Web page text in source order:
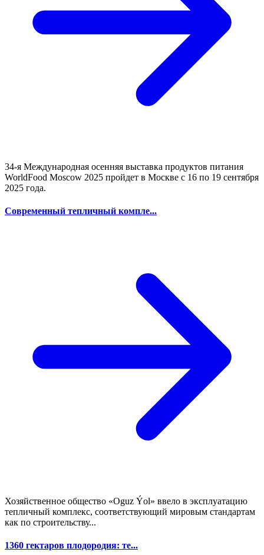
34-я Международная осенняя выставка продуктов питания
WorldFood Moscow 2025 пройдет в Москве с 16 по 19 сентября
2025 года.
Современный тепличный компле...
Хозяйственное общество «Oguz Ýol» ввело в эксплуатацию
тепличный комплекс, соответствующий мировым стандартам
как по строительству...
1360 гектаров плодородия: те...